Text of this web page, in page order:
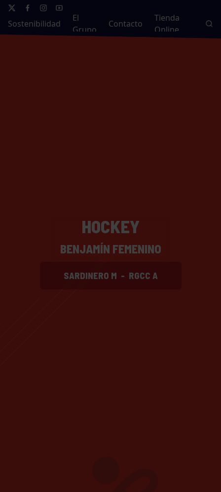
Sostenibilidad
El
Grupo
Contacto
Tienda
Online
HOCKEY
BENJAMÍN FEMENINO
SARDINERO M - RGCC A